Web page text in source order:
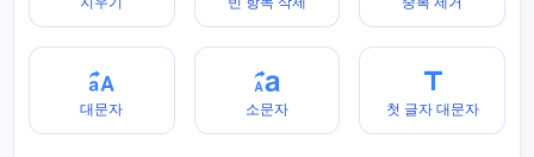
대문자 소문자 첫 글자 대문자